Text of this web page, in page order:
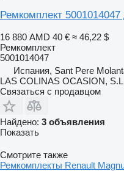
Ремкомплект 5001014047
16 880 AMD 40 € ≈ 46,22 $
Ремкомплект
5001014047
Испания, Sant Pere
LAS COLINAS OCASION,
Связаться с продавцом
Найдено: 3 объявления
Показать
Смотрите также
Ремкомплекты Renault